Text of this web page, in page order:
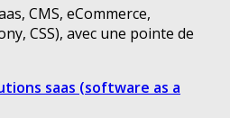
CMS, eCommerce,
CSS), avec une pointe de
saas (software as a